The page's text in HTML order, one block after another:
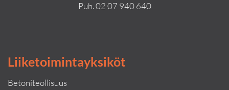
Puh.02 07 940 640
Liiketoimintayksiköt
Betoniteollisuus